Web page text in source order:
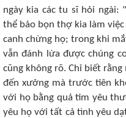
ngày kia các tu sĩ hỏi ngài:
thể bảo bọn thợ kia làm
canh chừng họ; trong khi
vẫn đánh lừa được chúng
cũng không rõ. Chỉ biết
đến xưởng mà trước tiên
với họ bằng quả tim yêu
yêu họ với tất cả tình yêu